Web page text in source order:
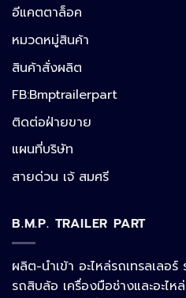
อีแคตตาล็อค
หมวดหมู่สินค้า
สินค้าสั่งผลิต
FB:Bmptrailerpart
ติดต่อฝ่ายขาย
แผนที่บริษัท
สายด่วน เจ้ สมศรี
B.M.P. TRAILER PART
ผลิต-นำเข้า อะไหล่รถเทรลเลอ
รถสิบล้อ เครื่องมือช่างและอะไห